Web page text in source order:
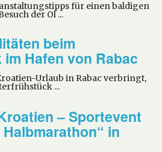
für einen baldigen
der Ol ...
beim
Hafen von Rabac
Urlaub in Rabac verbringt,
...
– Sportevent
in